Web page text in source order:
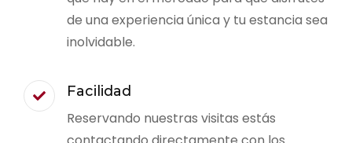
de una experiencia única y tu estancia sea
inolvidable.
Facilidad
Reservando nuestras visitas estás